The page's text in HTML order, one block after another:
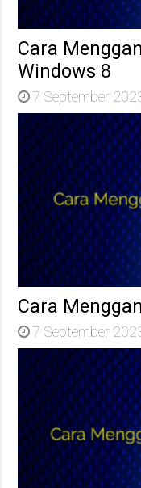
Cara
Windows 8
7 September
Cara
7 September